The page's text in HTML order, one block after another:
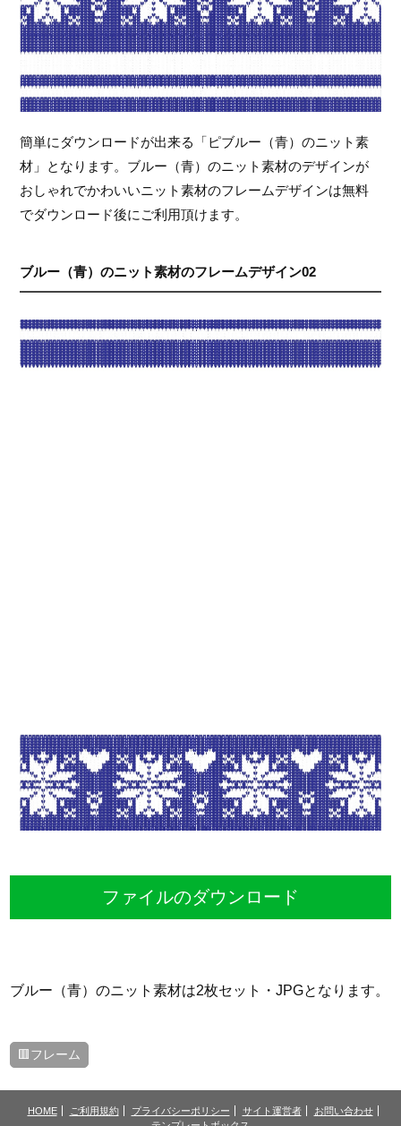
簡単にダウンロードが出来る「ピブルー（青）のニット素
材」となります。ブルー（青）のニット素材のデザインが
おしゃれでかわいいニット素材のフレームデザインは無料
でダウンロード後にご利用頂けます。
ブルー（青）のニット素材のフレームデザイン02
ファイルのダウンロード
ブルー（青）のニット素材は2枚セット・JPGとなります。
🟥フレーム
HOME ご利用規約 プライバシーポリシー サイト運営者
お問い合わせ